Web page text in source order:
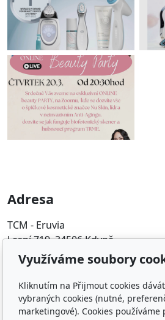
Adresa
TCM - Eruvia
Lesní 719, 34506 Kdyně
Kontakt
00420 605 565 580
Využíváme soubory
Kliknutím na Přijmout cookies
vybraných cookies (nutné,
marketingové). Cookies